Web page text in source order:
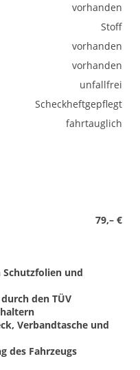
vorhanden
Stoff
vorhanden
vorhanden
unfallfrei
Scheckheftgepflegt
fahrtauglich
79,– €
und
den TÜV
Verbandtasche und
des Fahrzeugs